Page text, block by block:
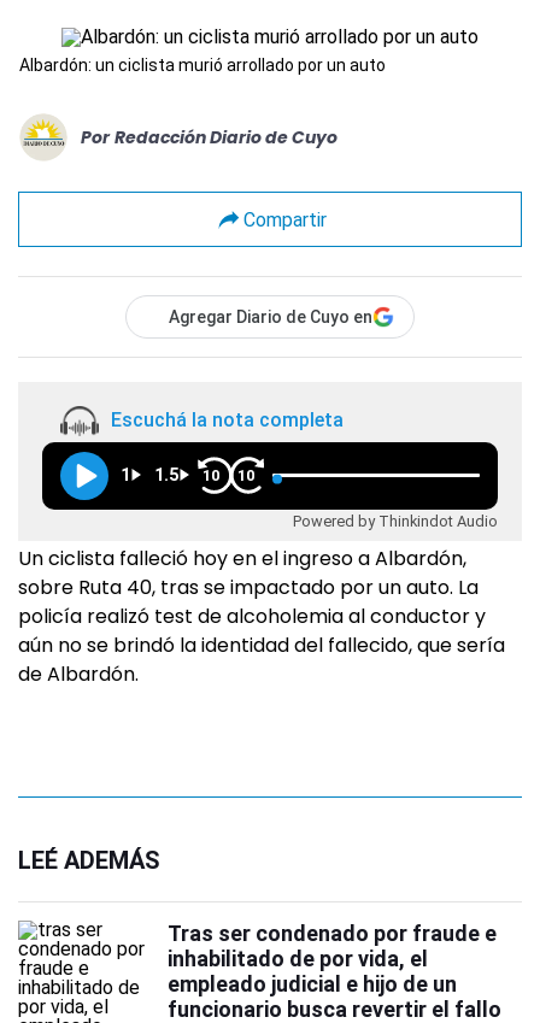
Albardón: un ciclista murió arrollado por un auto
Por Redacción Diario de Cuyo
Compartir
Agregar Diario de Cuyo en
Escuchá la nota completa
1 1.5 10 10
Powered by Thinkindot Audio
Un ciclista falleció hoy en el ingreso a Albardón,
sobre Ruta 40, tras se impactado por un auto. La
policía realizó test de alcoholemia al conductor y
aún no se brindó la identidad del fallecido, que sería
de Albardón.
LEÉ ADEMÁS
Tras ser condenado por fraude e
inhabilitado de por vida, el
empleado judicial e hijo de un
funcionario busca revertir el fallo